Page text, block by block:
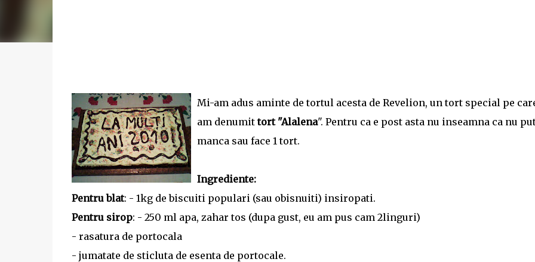
Mi-am adus aminte de tortul acesta de Revelion, un tort special pe
am denumittort "Alalena". Pentru ca e post asta nu inseamna ca nu
manca sau face 1 tort.
Ingrediente:
Pentru blat: - 1kg de biscuiti populari (sau obisnuiti) insiropati.
Pentru sirop: - 250 ml apa, zahar tos (dupa gust, eu am pus cam 2linguri)
- rasatura de portocala
- jumatate de sticluta de esenta de portocale.